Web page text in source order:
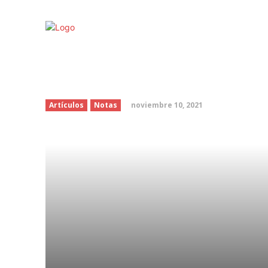
“Yo prefería no estar
Artículos Notas noviembre 10, 2021